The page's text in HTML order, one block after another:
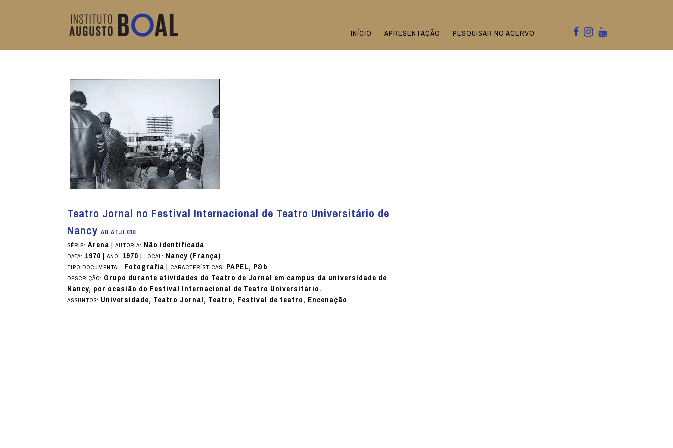
PESQUISAR NO ACERVO
APRESENTAÇÃO
INÍCIO
Teatro Jornal no Festival Internacional de Teatro Universitário de
NancyAB.ATJf.018
SÉRIE:Arena|AUTORIA: Não identificada
DATA: 1970|ANO: 1970|LOCAL: Nancy (França)
TIPO DOCUMENTAL: Fotografia| CARACTERÍSTICAS: PAPEL, P&b
DESCRIÇÃO: Grupo durante atividades do Teatro de Jornal em campus da universidade de
Nancy, por ocasião do Festival Internacional de Teatro Universitário.
ASSUNTOS: Universidade, Teatro Jornal, Teatro, Festival de teatro, Encenação